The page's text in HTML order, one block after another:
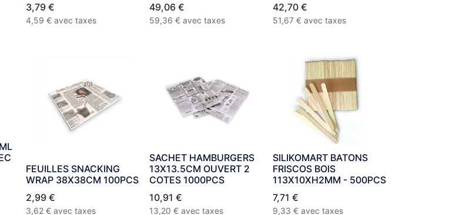
3,79 €
4,59 € avec taxes
49,06 €
59,36 € avec taxes
42,70 €
51,67 € avec taxes
FEUILLES SNACKING
WRAP 38X38CM 100PCS
2,99 €
3,62 € avec taxes
SACHET HAMBURGERS
13X13.5CM OUVERT 2
COTES 1000PCS
10,91 €
13,20 € avec taxes
SILIKOMART BATONS
FRISCOS BOIS
113X10XH2MM - 500PCS
7,71 €
9,33 € avec taxes